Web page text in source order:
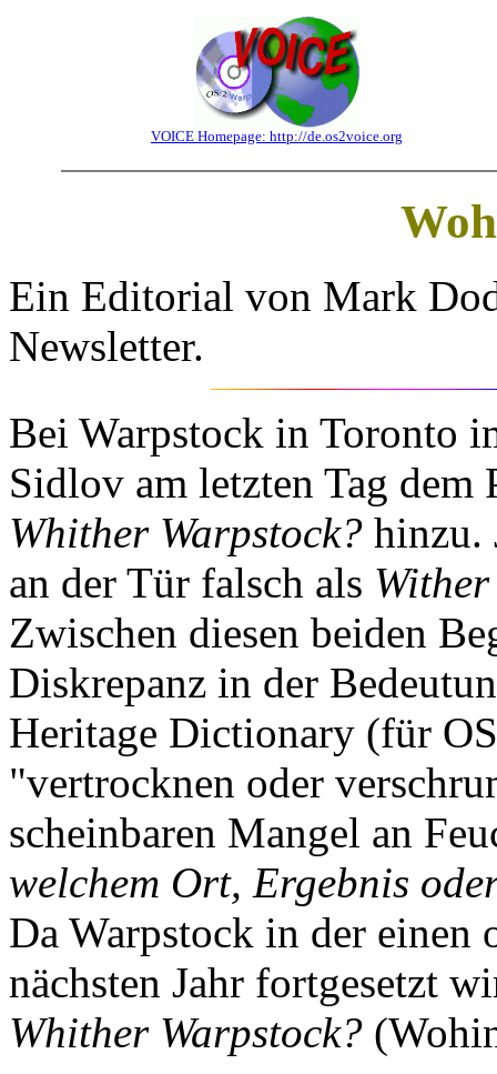
VOICE Homepage: http://de.os2voice.org
Ein Editorial von Mark
Newsletter.
Bei Warpstock in Toronto
Sidlov am letzten Tag dem
Whither Warpstock? hinzu.
an der Tür falsch als
Zwischen diesen beiden
Diskrepanz in der
Heritage Dictionary (für
"vertrocknen oder
scheinbaren Mangel an
welchem Ort, Ergebnis
Da Warpstock in der einen
nächsten Jahr fortgesetzt
Whither Warpstock?